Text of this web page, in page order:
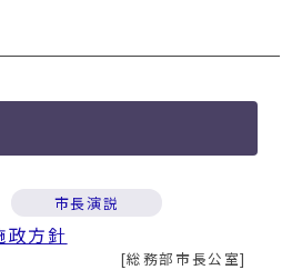
市長演説
政方針
総務部市長公室